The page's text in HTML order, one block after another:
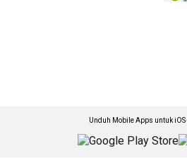
Unduh Mobile Apps untuk